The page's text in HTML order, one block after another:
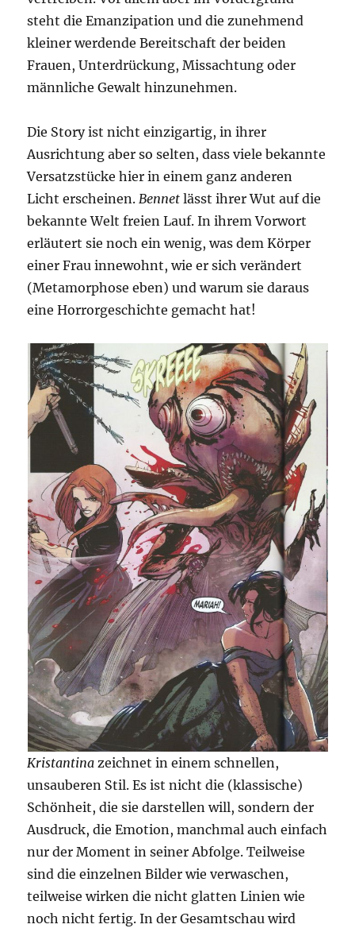
steht die Emanzipation und die zunehmend
kleiner werdende Bereitschaft der beiden
Frauen, Unterdrückung, Missachtung oder
männliche Gewalt hinzunehmen.
Die Story ist nicht einzigartig, in ihrer
Ausrichtung aber so selten, dass viele bekannte
Versatzstücke hier in einem ganz anderen
Licht erscheinen.Bennet lässt ihrer Wut auf die
bekannte Welt freien Lauf. In ihrem Vorwort
erläutert sie noch ein wenig, was dem Körper
einer Frau innewohnt, wie er sich verändert
(Metamorphose eben) und warum sie daraus
eine Horrorgeschichte gemacht hat!
Kristantina zeichnet in einem schnellen,
unsauberen Stil. Es ist nicht die (klassische)
Schönheit, die sie darstellen will, sondern der
Ausdruck, die Emotion, manchmal auch einfach
nur der Moment in seiner Abfolge. Teilweise
sind die einzelnen Bilder wie verwaschen,
teilweise wirken die nicht glatten Linien wie
noch nicht fertig. In der Gesamtschau wird